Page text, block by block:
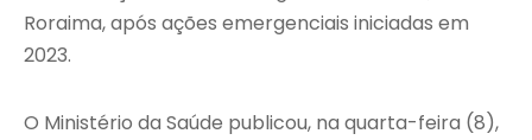
Roraima, após ações emergenciais iniciadas em
2023.
O Ministério da Saúde publicou, na quarta-feira (8),